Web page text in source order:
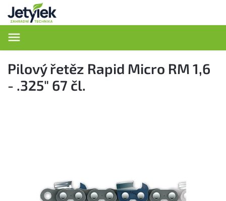
Pilový řetěz Rapid Micro RM 1,6
- .325" 67 čl.